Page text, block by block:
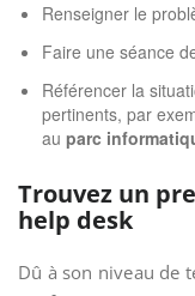
Renseigner le
Faire une séance
Référencer la
pertinents, par
au parc
Trouvez un
help desk
Dû à son niveau de